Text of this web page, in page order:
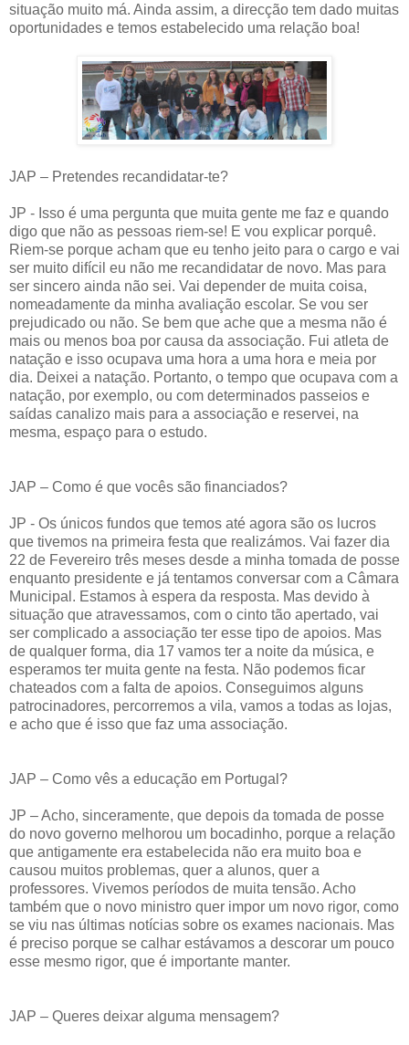
situação muito má. Ainda assim, a direcção tem dado muitas
oportunidades e temos estabelecido uma relação boa!
JAP – Pretendes recandidatar-te?
JP - Isso é uma pergunta que muita gente me faz e quando
digo que não as pessoas riem-se! E vou explicar porquê.
Riem-se porque acham que eu tenho jeito para o cargo e vai
ser muito difícil eu não me recandidatar de novo. Mas para
ser sincero ainda não sei. Vai depender de muita coisa,
nomeadamente da minha avaliação escolar. Se vou ser
prejudicado ou não. Se bem que ache que a mesma não é
mais ou menos boa por causa da associação. Fui atleta de
natação e isso ocupava uma hora a uma hora e meia por
dia. Deixei a natação. Portanto, o tempo que ocupava com a
natação, por exemplo, ou com determinados passeios e
saídas canalizo mais para a associação e reservei, na
mesma, espaço para o estudo.
JAP – Como é que vocês são financiados?
JP - Os únicos fundos que temos até agora são os lucros
que tivemos na primeira festa que realizámos. Vai fazer dia
22 de Fevereiro três meses desde a minha tomada de posse
enquanto presidente e já tentamos conversar com a Câmara
Municipal. Estamos à espera da resposta. Mas devido à
situação que atravessamos, com o cinto tão apertado, vai
ser complicado a associação ter esse tipo de apoios. Mas
de qualquer forma, dia 17 vamos ter a noite da música, e
esperamos ter muita gente na festa. Não podemos ficar
chateados com a falta de apoios. Conseguimos alguns
patrocinadores, percorremos a vila, vamos a todas as lojas,
e acho que é isso que faz uma associação.
JAP – Como vês a educação em Portugal?
JP – Acho, sinceramente, que depois da tomada de posse
do novo governo melhorou um bocadinho, porque a relação
que antigamente era estabelecida não era muito boa e
causou muitos problemas, quer a alunos, quer a
professores. Vivemos períodos de muita tensão. Acho
também que o novo ministro quer impor um novo rigor, como
se viu nas últimas notícias sobre os exames nacionais. Mas
é preciso porque se calhar estávamos a descorar um pouco
esse mesmo rigor, que é importante manter.
JAP – Queres deixar alguma mensagem?